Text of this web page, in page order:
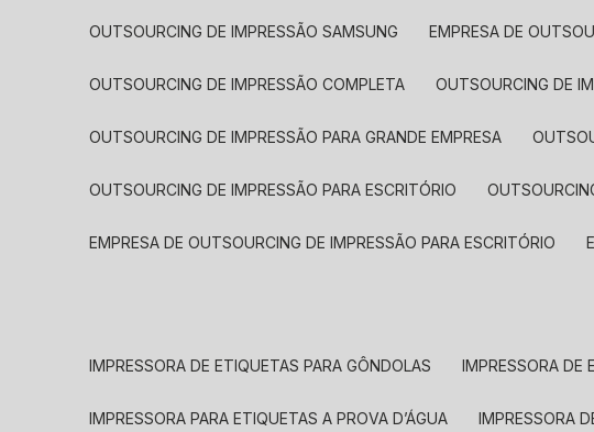
OUTSOURCING DE IMPRESSÃO SAMSUNG EMPRESA DE
OUTSOURCING DE IMPRESSÃO COMPLETA OUTSOURCING DE
OUTSOURCING DE IMPRESSÃO PARA GRANDE EMPRESA
OUTSOURCING DE IMPRESSÃO PARA ESCRITÓRIO
EMPRESA DE OUTSOURCING DE IMPRESSÃO PARA ESCRITÓRIO
IMPRESSORA DE ETIQUETAS PARA GÔNDOLAS IMPRESSORA DE
IMPRESSORA PARA ETIQUETAS A PROVA D’ÁGUA IMPRESSORA